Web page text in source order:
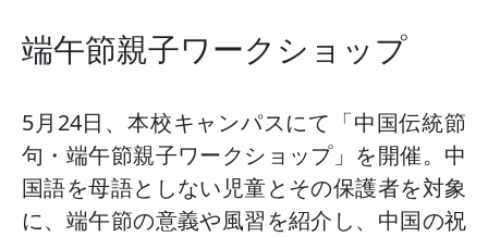
端午節親子ワークショップ
5月24日、本校キャンパスにて「中国伝統節
句・端午節親子ワークショップ」を開催。中
国語を母語としない児童とその保護者を対象
に、端午節の意義や風習を紹介し、中国の祝